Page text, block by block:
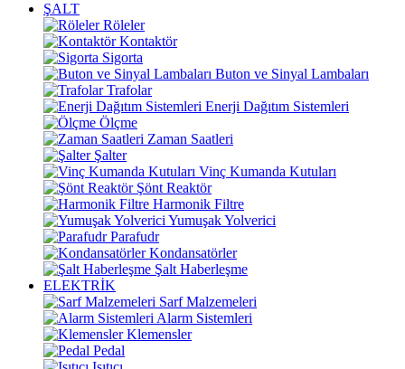
ŞALT
Röleler
Kontaktör
Sigorta
Buton ve Sinyal Lambaları
Trafolar
Enerji Dağıtım Sistemleri
Ölçme
Zaman Saatleri
Şalter
Vinç Kumanda Kutuları
Şönt Reaktör
Harmonik Filtre
Yumuşak Yolverici
Parafudr
Kondansatörler
Şalt Haberleşme
ELEKTRİK
Sarf Malzemeleri
Alarm Sistemleri
Klemensler
Pedal